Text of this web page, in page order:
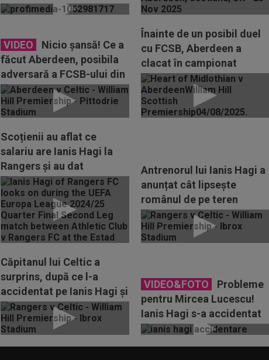
titlu, după...
VIDEO
Nicio șansă! Ce a
făcut Aberdeen, posibila
adversară a FCSB-ului din
Europa League, în...
Înainte de un posibil duel
cu FCSB, Aberdeen a
clacat în campionat
Scoțienii au aflat ce
salariu are Ianis Hagi la
Rangers și au dat
verdictul: ”Pare...
Antrenorul lui Ianis Hagi a
anunțat cât lipsește
românul de pe teren
Căpitanul lui Celtic a
surprins, după ce l-a
accidentat pe Ianis Hagi și
l-a forțat să...
VIDEO&FOTO
Probleme
pentru Mircea Lucescu!
Ianis Hagi s-a accidentat
în Rangers - Celtic și a